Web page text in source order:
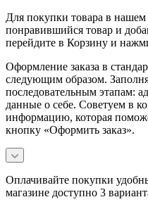
Для покупки товара в
понравившийся товар и
перейдите в Корзину и
Оформление заказа в
следующим образом.
последовательным этапам:
данные о себе. Советуем в
информацию, которая
кнопку «Оформить заказ».
Оплачивайте покупки
магазине доступно 3